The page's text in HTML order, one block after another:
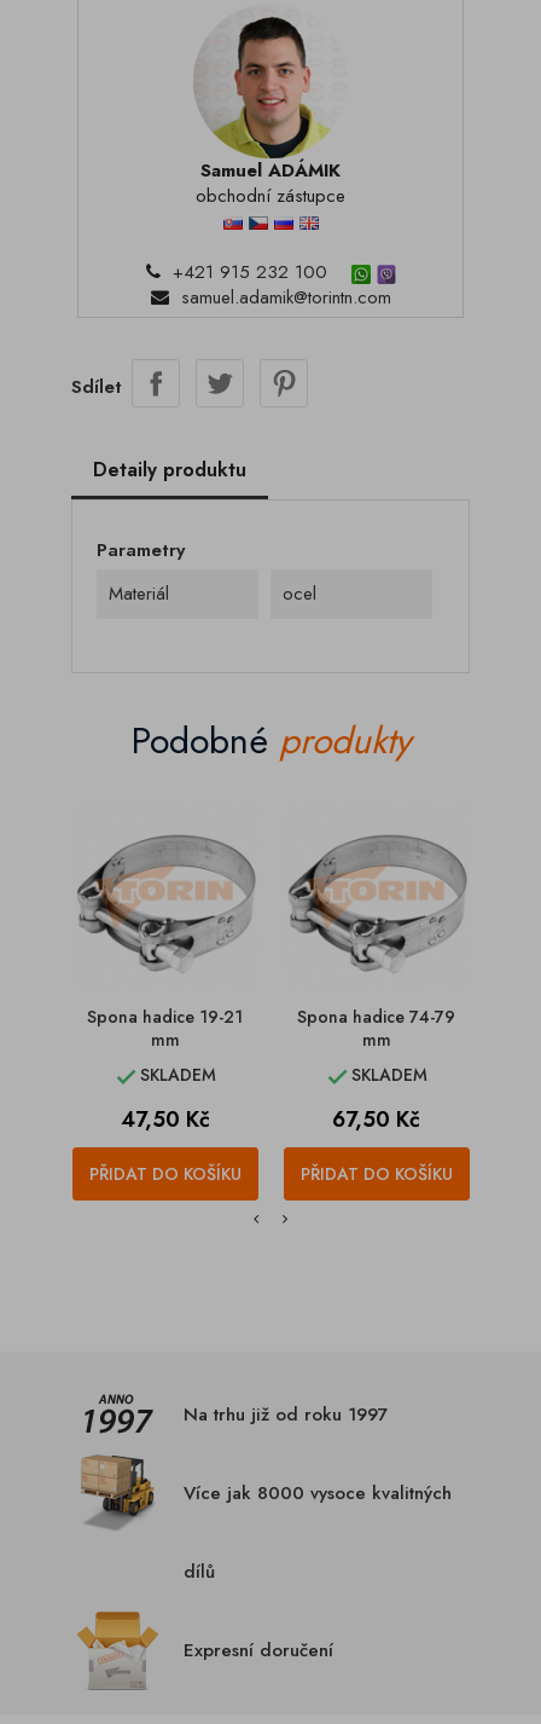
Samuel ADÁMIK
obchodní zástupce
+421 915 232 100
samuel.adamik@torintn.com
Sdílet
Detaily produktu
Parametry
Materiál
ocel
Podobné produkty
Spona hadice 19-21
mm
SKLADEM
Cena
47,50 Kč
PŘIDAT DO KOŠÍKU
Spona hadice 74-79
mm
SKLADEM
Cena
67,50 Kč
PŘIDAT DO KOŠÍKU
Na trhu již od roku 1997
Více jak 8000 vysoce kvalitných
dílů
Expresní doručení